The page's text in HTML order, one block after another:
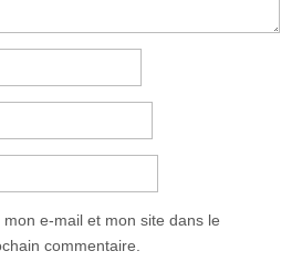
e-mail et mon site dans le
commentaire.